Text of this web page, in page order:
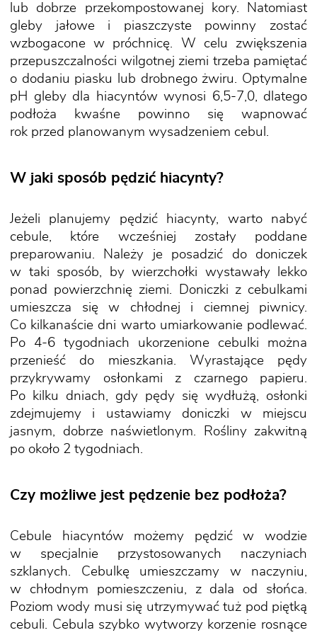
lub dobrze przekompostowanej kory. Natomiast
gleby jałowe i piaszczyste powinny zostać
wzbogacone w próchnicę. W celu zwiększenia
przepuszczalności wilgotnej ziemi trzeba pamiętać
o dodaniu piasku lub drobnego żwiru. Optymalne
pH gleby dla hiacyntów wynosi 6,5-7,0, dlatego
podłoża kwaśne powinno się wapnować
rok przed planowanym wysadzeniem cebul.
W jaki sposób pędzić hiacynty?
Jeżeli planujemy pędzić hiacynty, warto nabyć
cebule, które wcześniej zostały poddane
preparowaniu. Należy je posadzić do doniczek
w taki sposób, by wierzchołki wystawały lekko
ponad powierzchnię ziemi. Doniczki z cebulkami
umieszcza się w chłodnej i ciemnej piwnicy.
Co kilkanaście dni warto umiarkowanie podlewać.
Po 4-6 tygodniach ukorzenione cebulki można
przenieść do mieszkania. Wyrastające pędy
przykrywamy osłonkami z czarnego papieru.
Po kilku dniach, gdy pędy się wydłużą, osłonki
zdejmujemy i ustawiamy doniczki w miejscu
jasnym, dobrze naświetlonym. Rośliny zakwitną
po około 2 tygodniach.
Czy możliwe jest pędzenie bez podłoża?
Cebule hiacyntów możemy pędzić w wodzie
w specjalnie przystosowanych naczyniach
szklanych. Cebulkę umieszczamy w naczyniu,
w chłodnym pomieszczeniu, z dala od słońca.
Poziom wody musi się utrzymywać tuż pod piętką
cebuli. Cebula szybko wytworzy korzenie rosnące